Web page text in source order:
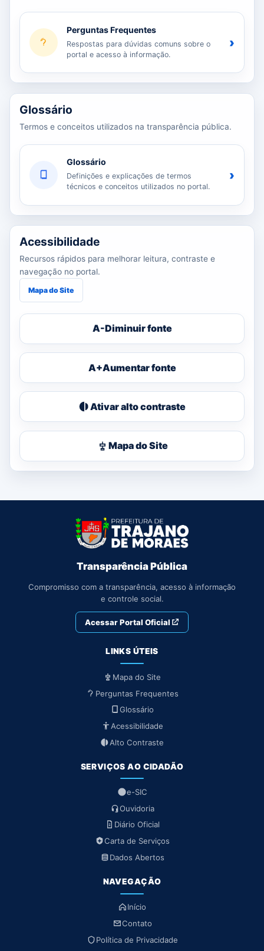
Perguntas Frequentes
Respostas para dúvidas comuns sobre o
portal e acesso à informação.
›
Glossário
Termos e conceitos utilizados na transparência pública.
Glossário
Definições e explicações de termos
técnicos e conceitos utilizados no portal.
›
Acessibilidade
Recursos rápidos para melhorar leitura, contraste e
navegação no portal.
Mapa do Site
A-Diminuir fonte
A+Aumentar fonte
Ativar alto contraste
Mapa do Site
Transparência Pública
Compromisso com a transparência, acesso à informação
e controle social.
Acessar Portal Oficial
LINKS ÚTEIS
Mapa do Site
Perguntas Frequentes
Glossário
Acessibilidade
Alto Contraste
SERVIÇOS AO CIDADÃO
e-SIC
Ouvidoria
Diário Oficial
Carta de Serviços
Dados Abertos
NAVEGAÇÃO
Início
Contato
Política de Privacidade